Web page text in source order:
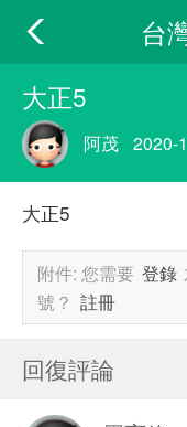
台
大正5
阿茂 2020-
大正5
附件:您需要 登錄
號？ 註冊
回復評論